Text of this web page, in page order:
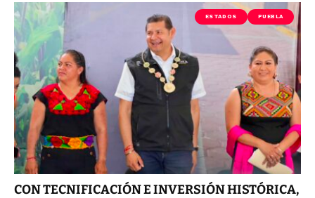
ESTADOS PUEBLA
CON TECNIFICACIÓN E INVERSIÓN HISTÓRICA,